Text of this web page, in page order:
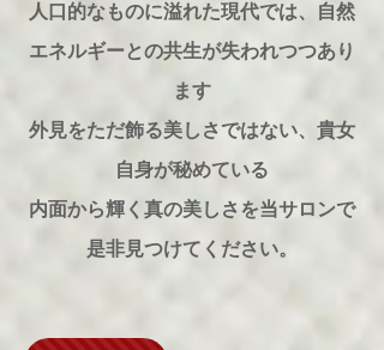
人口的なものに溢れた現代では、自然
エネルギーとの共生が失われつつあり
ます
外見をただ飾る美しさではない、貴女
自身が秘めている
内面から輝く真の美しさを当サロンで
是非見つけてください。